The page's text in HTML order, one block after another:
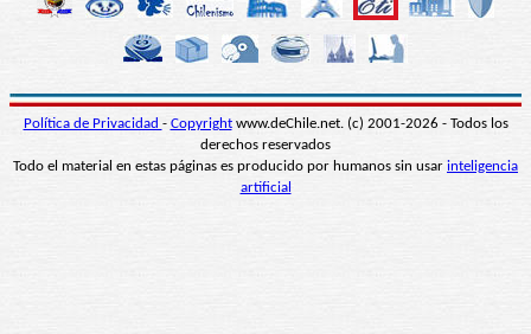
Política de Privacidad - Copyrightwww.deChile.net. (c) 2001-2026 - Todos los
derechos reservados
Todo el material en estas páginas es producido por humanos sin usar inteligencia
artificial